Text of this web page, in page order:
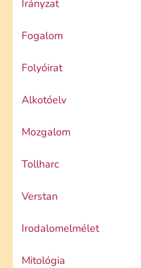
Irányzat
Fogalom
Folyóirat
Alkotóelv
Mozgalom
Tollharc
Verstan
Irodalomelmélet
Mitológia